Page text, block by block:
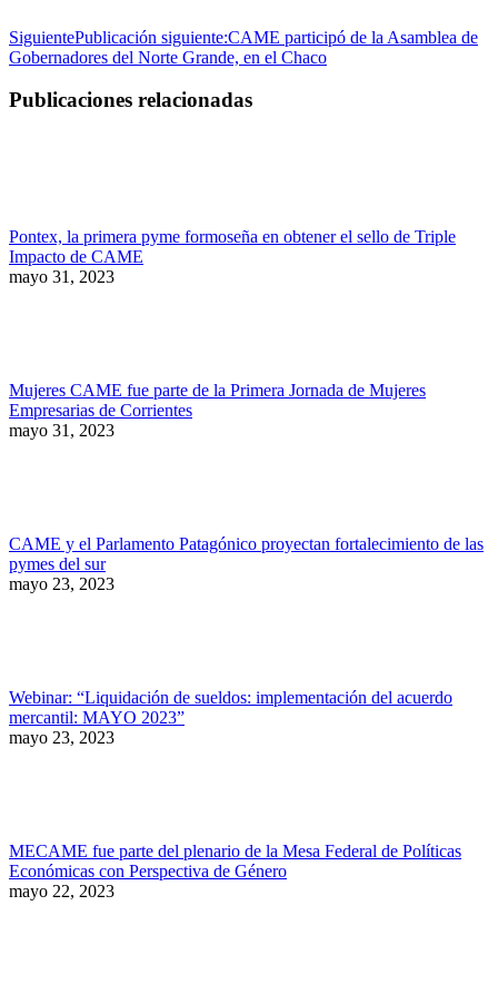
SiguientePublicación siguiente:CAME participó de la Asamblea de
Gobernadores del Norte Grande, en el Chaco
Publicaciones relacionadas
Pontex, la primera pyme formoseña en obtener el sello de Triple
Impacto de CAME
mayo 31, 2023
Mujeres CAME fue parte de la Primera Jornada de Mujeres
Empresarias de Corrientes
mayo 31, 2023
CAME y el Parlamento Patagónico proyectan fortalecimiento de las
pymes del sur
mayo 23, 2023
Webinar: “Liquidación de sueldos: implementación del acuerdo
mercantil: MAYO 2023”
mayo 23, 2023
MECAME fue parte del plenario de la Mesa Federal de Políticas
Económicas con Perspectiva de Género
mayo 22, 2023